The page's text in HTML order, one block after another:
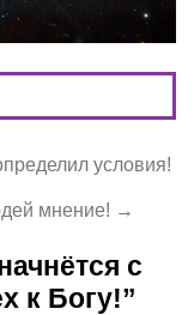
условия!
мнение! →
с
к Богу!”